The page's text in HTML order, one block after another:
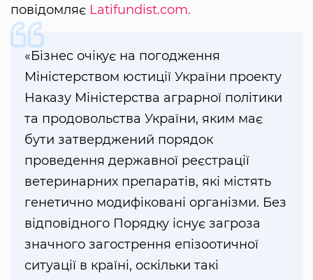
повідомляє Latifundist.com.
«Бізнес очікує на погодження
Міністерством юстиції України проекту
Наказу Міністерства аграрної політики
та продовольства України, яким має
бути затверджений порядок
проведення державної реєстрації
ветеринарних препаратів, які містять
генетично модифіковані організми. Без
відповідного Порядку існує загроза
значного загострення епізоотичної
ситуації в країні, оскільки такі